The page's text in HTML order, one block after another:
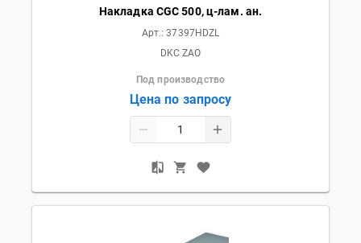
Накладка CGC 500, ц-лам. ан.
Арт.:37397HDZL
DKC ZAO
Под производство
Цена по запросу